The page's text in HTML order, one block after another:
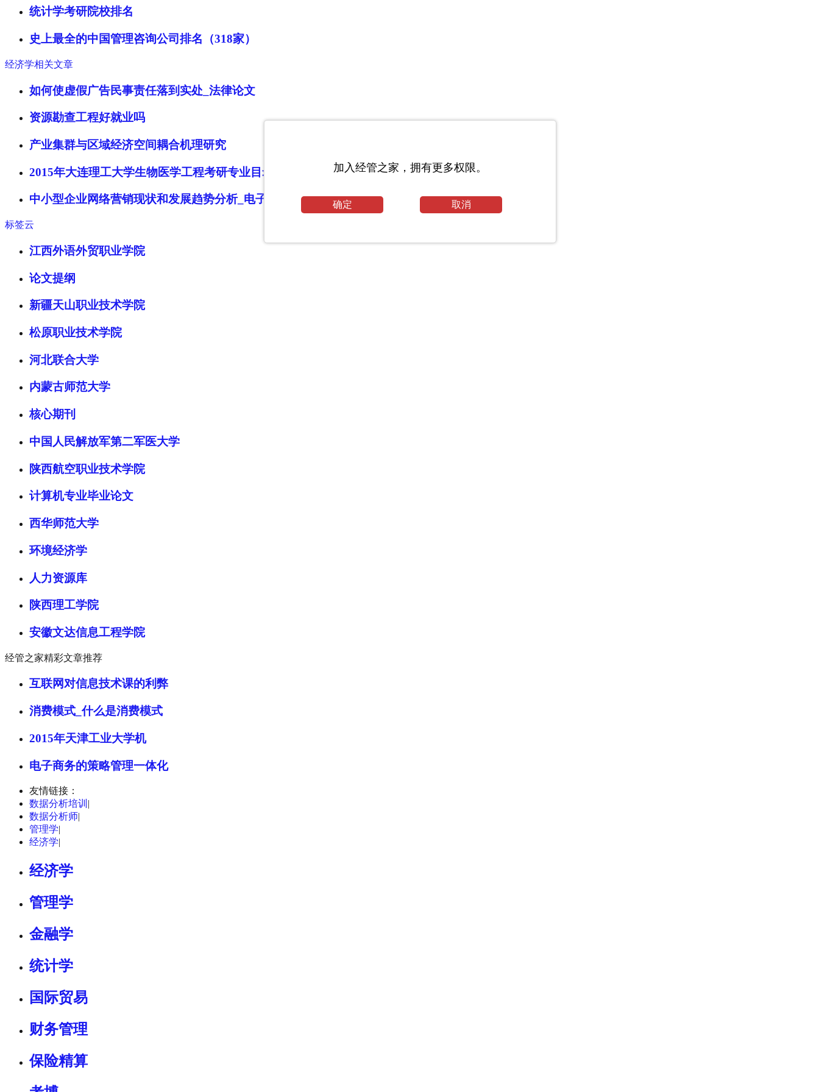
统计学考研院校排名
史上最全的中国管理咨询公司排名（318家）
经济学相关文章
如何使虚假广告民事责任落到实处_法律论文
资源勘查工程好就业吗
产业集群与区域经济空间耦合机理研究
2015年大连理工大学生物医学工程考研专业目录及考试科目_大连理工大学考研网
中小型企业网络营销现状和发展趋势分析_电子商务论文
标签云
江西外语外贸职业学院
论文提纲
新疆天山职业技术学院
松原职业技术学院
河北联合大学
内蒙古师范大学
核心期刊
中国人民解放军第二军医大学
陕西航空职业技术学院
计算机专业毕业论文
西华师范大学
环境经济学
人力资源库
陕西理工学院
安徽文达信息工程学院
经管之家精彩文章推荐
互联网对信息技术课的利弊
消费模式_什么是消费模式
2015年天津工业大学机
电子商务的策略管理一体化
友情链接：
数据分析培训 |
数据分析师|
管理学|
经济学|
经济学
管理学
金融学
统计学
国际贸易
财务管理
保险精算
加入经管之家，拥有更多权限。
确定 取消